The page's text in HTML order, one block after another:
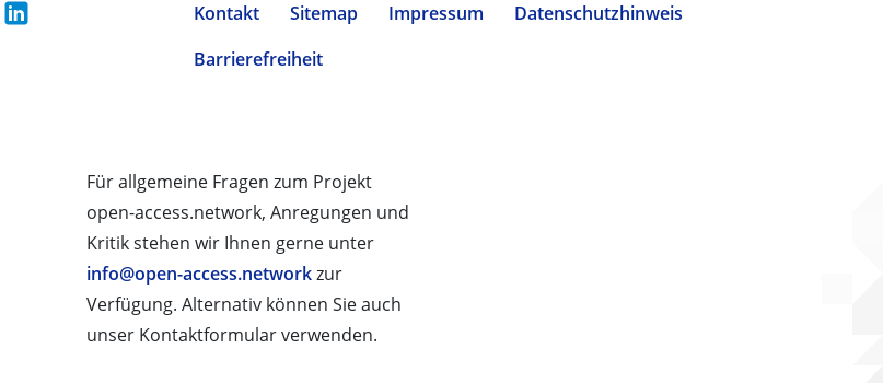
Kontakt Sitemap Impressum
Datenschutzhinweis
Barrierefreiheit
Für allgemeine Fragen zum Projekt
open-access.network, Anregungen und
Kritik stehen wir Ihnen gerne unter
info@open-access.networkzur
Verfügung. Alternativ können Sie auch
unser Kontaktformular verwenden.